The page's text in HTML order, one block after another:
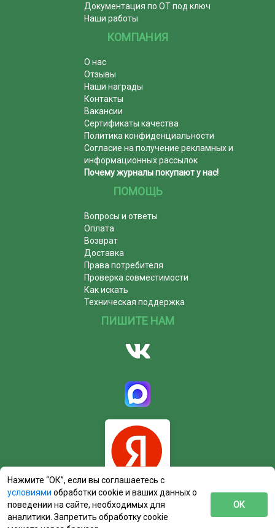
Документация по ОТ под ключ
Наши работы
КОМПАНИЯ
О нас
Отзывы
Наши награды
Контакты
Вакансии
Сертификаты качества
Политика конфиденциальности
Согласие на получение рекламных и
информационных рассылок
Почему журналы покупают у нас!
ПОМОЩЬ
Вопросы и ответы
Оплата
Возврат
Доставка
Права потребителя
Проверка совместимости
Как искать
Техническая поддержка
ПИШИТЕ НАМ
Нажмите “ОК”, если вы соглашаетесь с
условиями обработки cookie и ваших данных о
поведении на сайте, необходимых для
аналитики. Запретить обработку cookie
ОК